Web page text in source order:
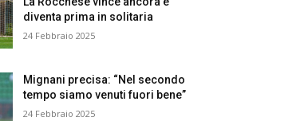
diventa prima in solitaria
24 Febbraio 2025
Mignani precisa: “Nel secondo
tempo siamo venuti fuori bene”
24 Febbraio 2025